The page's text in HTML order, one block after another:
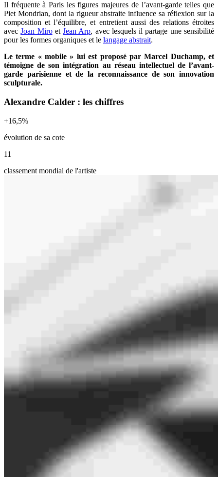
Il fréquente à Paris les figures majeures de l’avant-garde telles que
Piet Mondrian, dont la rigueur abstraite influence sa réflexion sur la
composition et l’équilibre, et entretient aussi des relations étroites
avecJoan MiroetJean Arp, avec lesquels il partage une sensibilité
pour les formes organiques et le langage abstrait.
Le terme « mobile » lui est proposé par Marcel Duchamp, et
témoigne de son intégration au réseau intellectuel de l’avant-
garde parisienne et de la reconnaissance de son innovation
sculpturale.
Alexandre Calder : les chiffres
+16,5%
évolution de sa cote
11
classement mondial de l'artiste